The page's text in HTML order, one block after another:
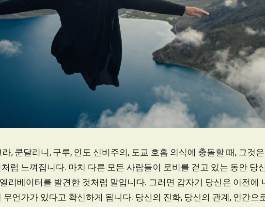
, 쿤달리니, 구루, 인도 신비주의, 도교 호흡 의식에 충돌할 때, 그것
럼 느껴집니다. 마치 다른 모든 사람들이 로비를 걷고 있는 동안 당
리베이터를 발견한 것처럼 말입니다. 그러면 갑자기 당신은 이전에
언가가 있다고 확신하게 됩니다. 당신의 진화, 당신의 관계, 인간으